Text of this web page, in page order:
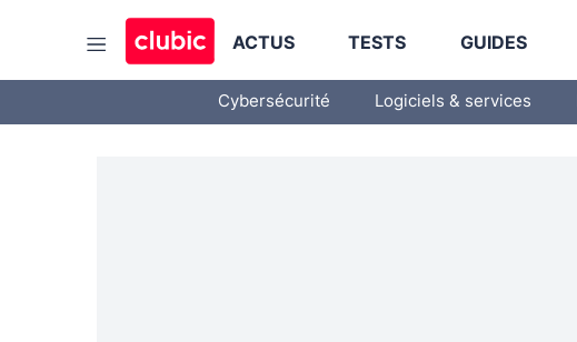
ACTUS TESTS GUIDES
Cybersécurité Logiciels & services